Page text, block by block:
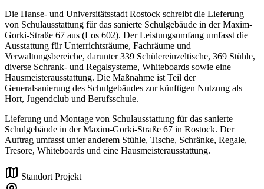
Die Hanse- und Universitätsstadt Rostock schreibt die Lieferung
von Schulausstattung für das sanierte Schulgebäude in der Maxim-
Gorki-Straße 67 aus (Los 602). Der Leistungsumfang umfasst die
Ausstattung für Unterrichtsräume, Fachräume und
Verwaltungsbereiche, darunter 339 Schülereinzeltische, 369 Stühle,
diverse Schrank- und Regalsysteme, Whiteboards sowie eine
Hausmeisterausstattung. Die Maßnahme ist Teil der
Generalsanierung des Schulgebäudes zur künftigen Nutzung als
Hort, Jugendclub und Berufsschule.
Lieferung und Montage von Schulausstattung für das sanierte
Schulgebäude in der Maxim-Gorki-Straße 67 in Rostock. Der
Auftrag umfasst unter anderem Stühle, Tische, Schränke, Regale,
Tresore, Whiteboards und eine Hausmeisterausstattung.
Standort Projekt